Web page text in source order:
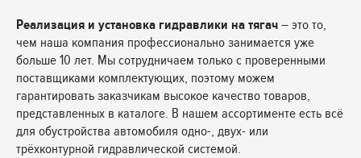
Реализация и установка гидравлики на тягач – это то,
чем наша компания профессионально занимается уже
больше 10 лет. Мы сотрудничаем только с проверенными
поставщиками комплектующих, поэтому можем
гарантировать заказчикам высокое качество товаров,
представленных в каталоге. В нашем ассортименте есть всё
для обустройства автомобиля одно-, двух- или
трёхконтурной гидравлической системой.